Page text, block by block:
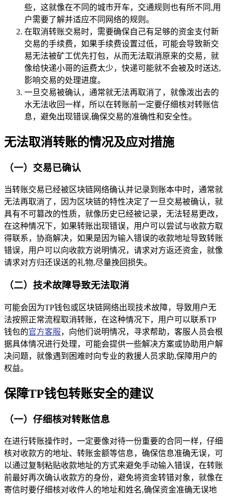
些，这就像在不同的城市开车，交通规则也有所不同,用
户需要了解并适应不同网络的规则。
在取消转账交易时，需要确保自己有足够的资金支付新
交易的手续费，如果手续费设置过低，可能会导致新交
易无法被矿工优先打包，从而无法取消原来的交易，就
像给快递小哥的运费太少，快递可能就不会被及时送达,
影响交易的处理进度。
一旦交易被确认，通常就无法再取消了，就像泼出去的
水无法收回一样，所以在转账前一定要仔细核对转账信
息，避免出现错误,确保交易的准确性和安全性。
无法取消转账的情况及应对措施
（一）交易已确认
当转账交易已经被区块链网络确认并记录到账本中时，通常就
无法再取消了，因为区块链的特性决定了一旦交易被确认，就
具有不可篡改的性质，就像历史已经被记录，无法轻易更改，
在这种情况下，如果转账出现错误，用户可以尝试与收款方取
得联系，协商解决，如果是因为输入错误的收款地址导致转账
错误，用户可以向收款方说明情况，请求对方返还资金，就像
请求对方归还误送的礼物,尽量挽回损失。
（二）技术故障导致无法取消
可能会因为TP钱包或区块链网络出现技术故障，导致用户无
法按照正常流程取消转账，在这种情况下，用户可以联系TP
钱包的官方客服，向他们说明情况，寻求帮助，客服人员会根
据具体情况进行处理，可能会提供一些解决方案或协助用户解
决问题，就像遇到困难时向专业的救援人员求助,保障用户的
权益。
保障TP钱包转账安全的建议
（一）仔细核对转账信息
在进行转账操作时，一定要像对待一份重要的合同一样，仔细
核对收款方的地址、转账金额等信息，确保信息准确无误，可
以通过复制粘贴收款地址的方式来避免手动输入错误，在转账
前最好再次确认收款方的身份，避免将资金转错对象，就像在
寄信时要仔细核对收件人的地址和姓名,确保资金准确无误地